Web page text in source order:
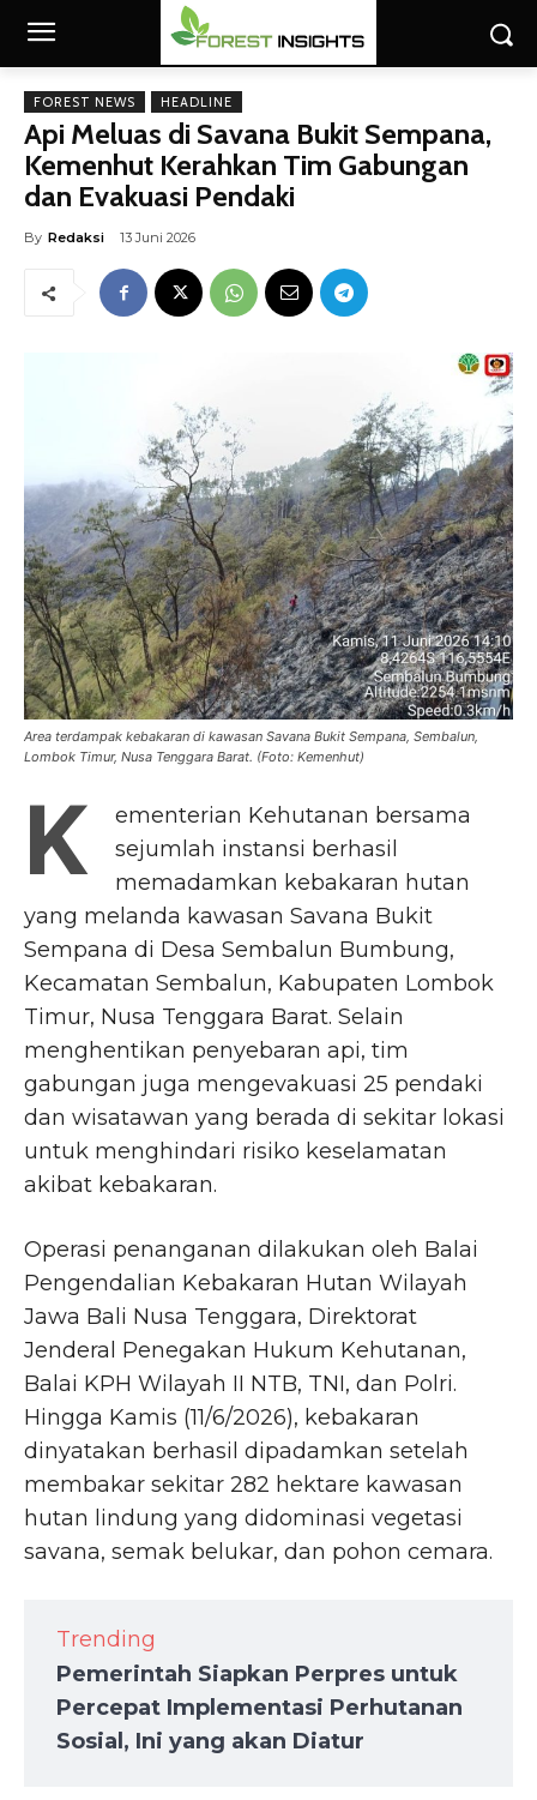
FOREST NEWS HEADLINE
Api Meluas di Savana Bukit Sempana,
Kemenhut Kerahkan Tim Gabungan
dan Evakuasi Pendaki
By Redaksi 13 Juni 2026
Area terdampak kebakaran di kawasan Savana Bukit Sempana, Sembalun,
Lombok Timur, Nusa Tenggara Barat. (Foto: Kemenhut)
K
ementerian Kehutanan bersama
sejumlah instansi berhasil
memadamkan kebakaran hutan
yang melanda kawasan Savana Bukit
Sempana di Desa Sembalun Bumbung,
Kecamatan Sembalun, Kabupaten Lombok
Timur, Nusa Tenggara Barat. Selain
menghentikan penyebaran api, tim
gabungan juga mengevakuasi 25 pendaki
dan wisatawan yang berada di sekitar lokasi
untuk menghindari risiko keselamatan
akibat kebakaran.
Operasi penanganan dilakukan oleh Balai
Pengendalian Kebakaran Hutan Wilayah
Jawa Bali Nusa Tenggara, Direktorat
Jenderal Penegakan Hukum Kehutanan,
Balai KPH Wilayah II NTB, TNI, dan Polri.
Hingga Kamis (11/6/2026), kebakaran
dinyatakan berhasil dipadamkan setelah
membakar sekitar 282 hektare kawasan
hutan lindung yang didominasi vegetasi
savana, semak belukar, dan pohon cemara.
Trending
Pemerintah Siapkan Perpres untuk
Percepat Implementasi Perhutanan
Sosial, Ini yang akan Diatur